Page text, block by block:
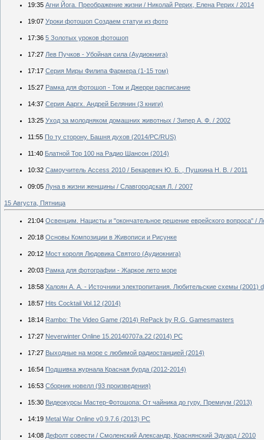
19:35 Агни Йога. Преображение жизни / Николай Рерих, Елена Рерих / 2014
19:07 Уроки фотошоп Создаем статуи из фото
17:36 5 Золотых уроков фотошоп
17:27 Лев Пучков - Убойная сила (Aудиокнига)
17:17 Серия Миры Филипа Фармера (1-15 том)
15:27 Рамка для фотошоп - Том и Джерри расписание
14:37 Серия Ааргх. Андрей Белянин (3 книги)
13:25 Уход за молодняком домашних животных / Зипер А. Ф. / 2002
11:55 По ту сторону. Башня духов (2014/PC/RUS)
11:40 Блатной Тор 100 на Радио Шансон (2014)
10:32 Самоучитель Access 2010 / Бекаревич Ю. Б. , Пушкина Н. В. / 2011
09:05 Луна в жизни женщины / Славгородская Л. / 2007
15 Августа, Пятница
21:04 Освенцим. Нацисты и "окончательное решение еврейского вопроса" /
20:18 Основы Композиции в Живописи и Рисунке
20:12 Мост короля Людовика Святого (Аудиокнига)
20:03 Рамка для фотографии - Жаркое лето море
18:58 Халоян А. А. - Источники электропитания. Любительские схемы (2001)
18:57 Hits Cocktail Vol.12 (2014)
18:14 Rambo: The Video Game (2014) RePack by R.G. Gamesmasters
17:27 Neverwinter Online 15.20140707a.22 (2014) PC
17:27 Выходные на море с любимой радиостанцией (2014)
16:54 Подшивка журнала Красная бурда (2012-2014)
16:53 Сборник новелл (93 произведения)
15:30 Видеокурсы Мастер-Фотошопа: От чайника до гуру. Премиум (2013)
14:19 Metal War Online v0.9.7.6 (2013) PC
14:08 Дефолт совести / Смоленский Александр, Краснянский Эдуард / 2010